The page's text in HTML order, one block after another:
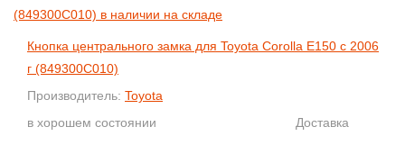
Кнопка центрального замка для Toyota Corolla E150 с 2006
г (849300C010)
Производитель: Toyota
в хорошем состоянии
Доставка